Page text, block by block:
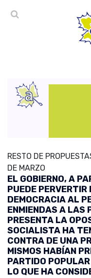
RESTO DE
DE MARZO
EL GOBIERNO, A
PUEDE PERVERTIR
DEMOCRACIA AL
ENMIENDAS A LAS
PRESENTA LA
SOCIALISTA HA
CONTRA DE UNA
MISMOS HABÍAN
PARTIDO
LO QUE HA